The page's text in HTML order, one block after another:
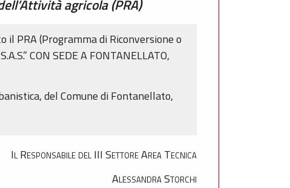
agricola (PRA)
il PRA (Programma di Riconversione o
CON SEDE A FONTANELLATO,
del Comune di Fontanellato,
Il Responsabile del III Settore Area Tecnica
Alessandra Storchi